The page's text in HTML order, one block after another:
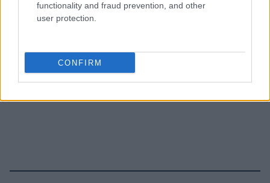
functionality and fraud prevention, and other
user protection.
CONFIRM